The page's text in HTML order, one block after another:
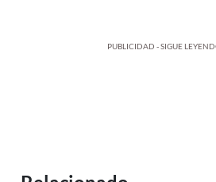
PUBLICIDAD - SIGUE